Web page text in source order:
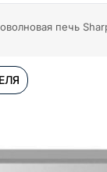
печь